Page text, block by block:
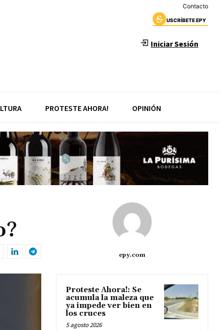
Contacto
USCRÍBETE EPY
Iniciar Sesión
PROTESTE AHORA! OPINIÓN
epy.com
Proteste Ahora!: Se
acumula la maleza que
ya impede ver bien en
los cruces
5 agosto 2026